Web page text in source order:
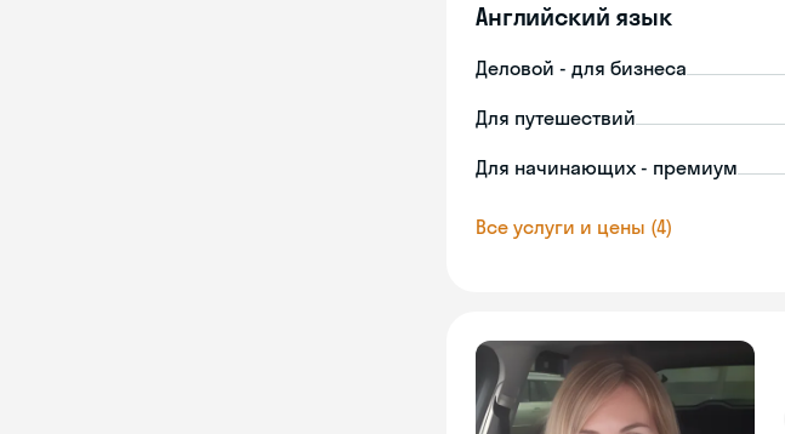
Английский язык
Деловой - для бизнеса
Для путешествий
Для начинающих - премиум
Все услуги и цены (4)